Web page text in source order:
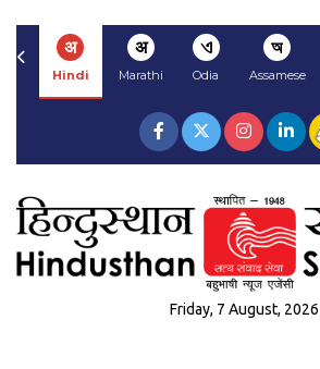
अ
Hindi
अ
Marathi
ଏ
Odia
অ
Assamese
Friday, 7 August, 2026